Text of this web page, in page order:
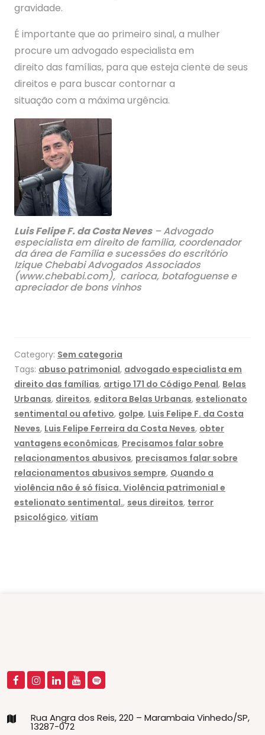
gravidade.
É importante que ao primeiro sinal, a mulher
procure um advogado especialista em
direito das famílias, para que esteja ciente de seus
direitos e para buscar contornar a
situação com a máxima urgência.
Luis Felipe F. da Costa Neves– Advogado
especialista em direito de família, coordenador
da área de Família e sucessões do escritório
Izique Chebabi Advogados Associados
(www.chebabi.com), carioca, botafoguense e
apreciador de bons vinhos
Category: Sem categoria
Tags: abuso patrimonial, advogado especialista em
direito das famílias, artigo 171 do Código Penal, Belas
Urbanas, direitos, editora Belas Urbanas, estelionato
sentimental ou afetivo, golpe, Luis Felipe F. da Costa
Neves, Luis Felipe Ferreira da Costa Neves, obter
vantagens econômicas, Precisamos falar sobre
relacionamentos abusivos, precisamos falar sobre
relacionamentos abusivos sempre, Quando a
violência não é só física. Violência patrimonial e
estelionato sentimental., seus direitos, terror
psicológico, vitíam
Rua Angra dos Reis, 220 – Marambaia Vinhedo/SP,
13287-072